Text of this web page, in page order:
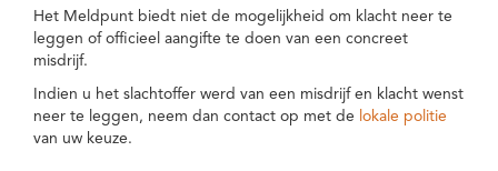
Het Meldpunt biedt niet de mogelijkheid om klacht neer te
leggen of officieel aangifte te doen van een concreet
misdrijf.
Indien u het slachtoffer werd van een misdrijf en klacht wenst
neer te leggen, neem dan contact op met de lokale politie
van uw keuze.